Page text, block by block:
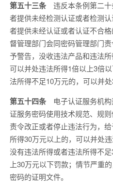
第五十三条 违反本条例第二
者提供未经检测认证或者检测
者提供未经认证或者认证不合
督管理部门会同密码管理部门
予警告，没收违法产品和违法所
可以并处违法所得1倍以上3倍
法所得不足10万元的，可以并
第五十四条 电子认证服务机构
证服务密码使用技术规范、规
责令改正或者停止违法行为，
所得30万元以上的，可以并处
没有违法所得或者违法所得不
上30万元以下罚款；情节严重
密码的证明文件。